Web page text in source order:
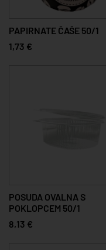
PAPIRNATE ČAŠE 50/1
1,73 €
POSUDA OVALNA S
POKLOPCEM 50/1
8,13 €